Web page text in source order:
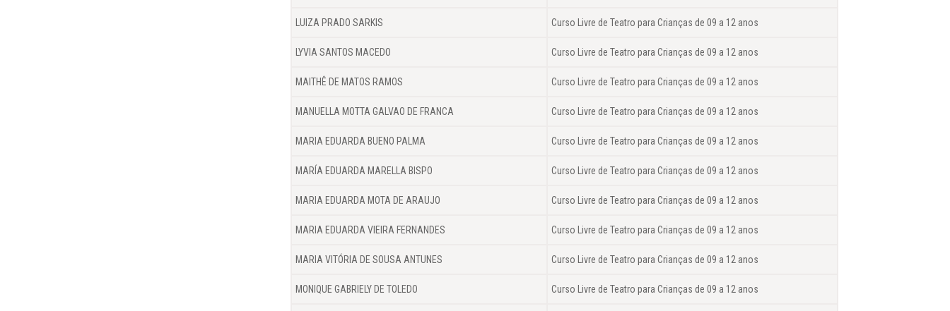
LUIZA PRADO SARKIS Curso Livre de Teatro para Crianças de 09 a 12 anos
LYVIA SANTOS MACEDO Curso Livre de Teatro para Crianças de 09 a 12 anos
MAITHÊ DE MATOS RAMOS Curso Livre de Teatro para Crianças de 09 a 12 anos
MANUELLA MOTTA GALVAO DE FRANCA Curso Livre de Teatro para Crianças de 09 a 12 anos
MARIA EDUARDA BUENO PALMA Curso Livre de Teatro para Crianças de 09 a 12 anos
MARÍA EDUARDA MARELLA BISPO Curso Livre de Teatro para Crianças de 09 a 12 anos
MARIA EDUARDA MOTA DE ARAUJO Curso Livre de Teatro para Crianças de 09 a 12 anos
MARIA EDUARDA VIEIRA FERNANDES Curso Livre de Teatro para Crianças de 09 a 12 anos
MARIA VITÓRIA DE SOUSA ANTUNES Curso Livre de Teatro para Crianças de 09 a 12 anos
MONIQUE GABRIELY DE TOLEDO Curso Livre de Teatro para Crianças de 09 a 12 anos